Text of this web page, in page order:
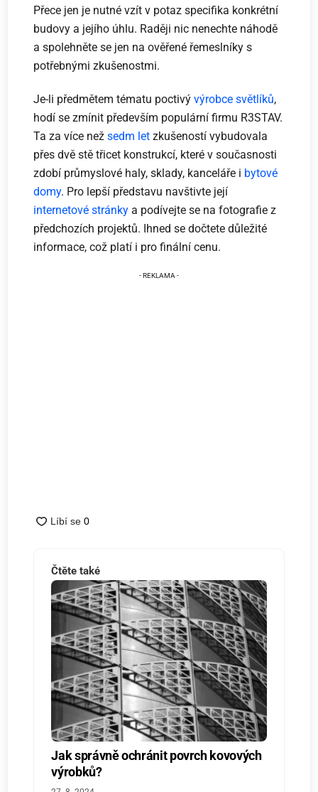
Přece jen je nutné vzít v potaz specifika konkrétní
budovy a jejího úhlu. Raději nic nenechte náhodě
a spolehněte se jen na ověřené řemeslníky s
potřebnými zkušenostmi.
Je-li předmětem tématu poctivývýrobce světlíků,
hodí se zmínit především populární firmu R3STAV.
Ta za více nežsedm let zkušeností vybudovala
přes dvě stě třicet konstrukcí, které v současnosti
zdobí průmyslové haly, sklady, kanceláře i bytové
domy. Pro lepší představu navštivte její
internetové stránky a podívejte se na fotografie z
předchozích projektů. Ihned se dočtete důležité
informace, což platí i pro finální cenu.
Čtěte také
Jak správně ochránit povrch kovových
výrobků?